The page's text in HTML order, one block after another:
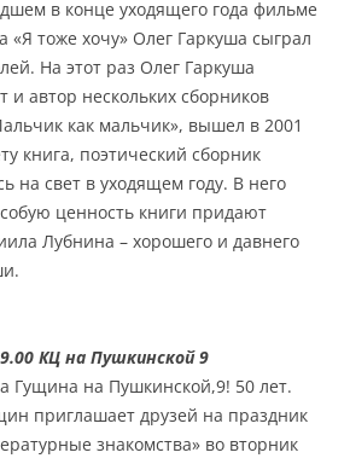
в конце уходящего года фильме
«Я тоже хочу» Олег Гаркуша сыграл
На этот раз Олег Гаркуша
и автор нескольких сборников
как мальчик», вышел в 2001
книга, поэтический сборник
на свет в уходящем году. В него
ценность книги придают
Лубнина – хорошего и давнего
КЦ на Пушкинской 9
Гущина на Пушкинской,9! 50 лет.
приглашает друзей на праздник
знакомства» во вторник